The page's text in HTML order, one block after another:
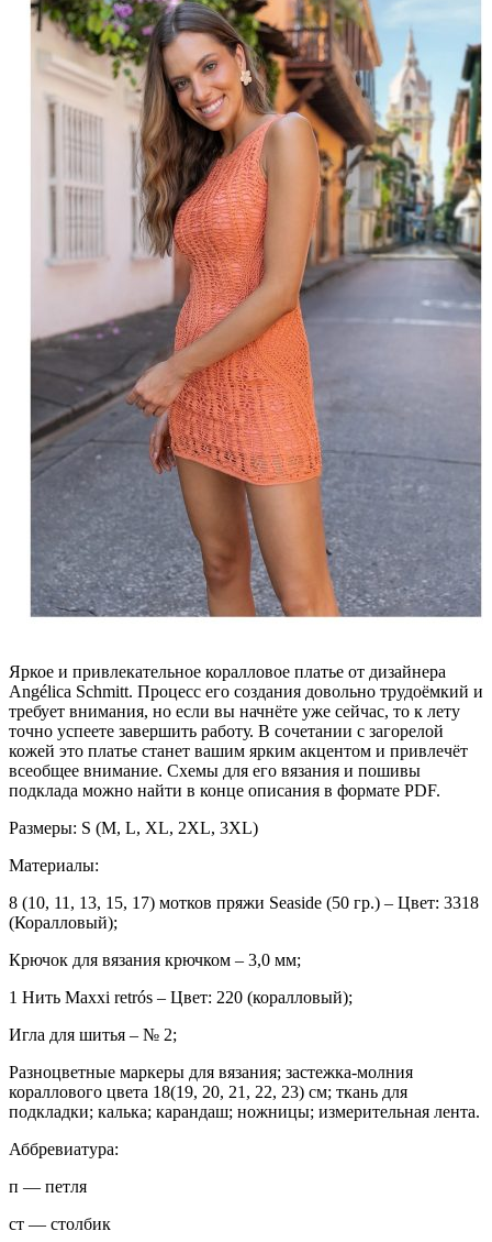
Яркое и привлекательное коралловое платье от дизайнера
Angélica Schmitt. Процесс его создания довольно трудоёмкий и
требует внимания, но если вы начнёте уже сейчас, то к лету
точно успеете завершить работу. В сочетании с загорелой
кожей это платье станет вашим ярким акцентом и привлечёт
всеобщее внимание. Схемы для его вязания и пошивы
подклада можно найти в конце описания в формате PDF.
Размеры: S (M, L, XL, 2XL, 3XL)
Материалы:
8 (10, 11, 13, 15, 17) мотков пряжи Seaside (50 гр.) – Цвет: 3318
(Коралловый);
Крючок для вязания крючком – 3,0 мм;
1 Нить Maxxi retrós – Цвет: 220 (коралловый);
Игла для шитья – № 2;
Разноцветные маркеры для вязания; застежка-молния
кораллового цвета 18(19, 20, 21, 22, 23) см; ткань для
подкладки; калька; карандаш; ножницы; измерительная лента.
Аббревиатура:
п — петля
ст — столбик